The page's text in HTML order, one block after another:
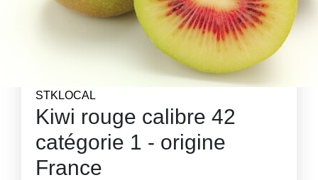
STKLOCAL
Kiwi rouge calibre 42
catégorie 1 - origine
France